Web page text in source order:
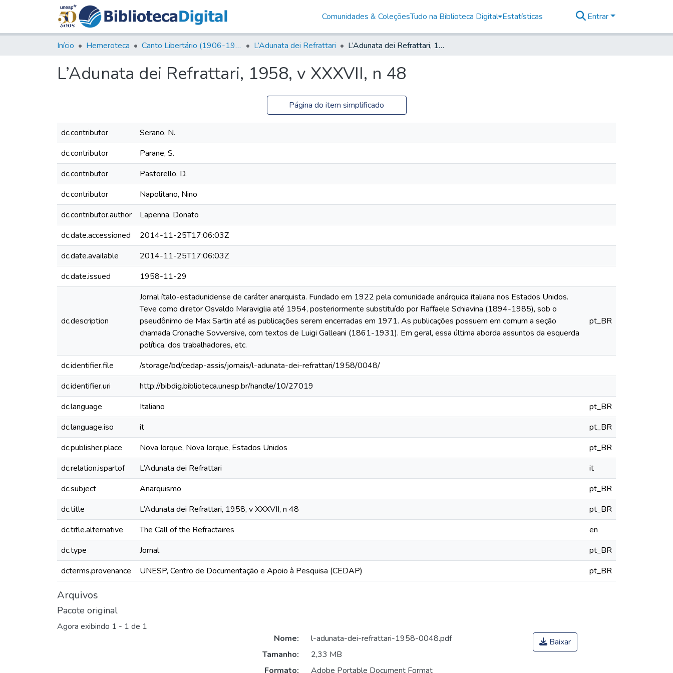
Comunidades & ColeçõesTudo na Biblioteca Digital Estatísticas Entrar
Início Hemeroteca Canto Libertário (1906-1995) L’Adunata dei Refrattari L’Adunata dei Refrattari, 1958, v XXXVII, n 48
L’Adunata dei Refrattari, 1958, v XXXVII, n 48
Página do item simplificado
dc.contributor
Serano, N.
dc.contributor
Parane, S.
dc.contributor
Pastorello, D.
dc.contributor
Napolitano, Nino
dc.contributor.author
Lapenna, Donato
dc.date.accessioned
2014-11-25T17:06:03Z
dc.date.available
2014-11-25T17:06:03Z
dc.date.issued
1958-11-29
dc.description
Jornal ítalo-estadunidense de caráter anarquista. Fundado em 1922 pela comunidade anárquica italiana nos Estados Unidos.
Teve como diretor Osvaldo Maraviglia até 1954, posteriormente substituído por Raffaele Schiavina (1894-1985), sob o
pseudônimo de Max Sartin até as publicações serem encerradas em 1971. As publicações possuem em comum a seção
chamada Cronache Sovversive, com textos de Luigi Galleani (1861-1931). Em geral, essa última aborda assuntos da esquerda
política, dos trabalhadores, etc.
pt_BR
dc.identifier.file
/storage/bd/cedap-assis/jornais/l-adunata-dei-refrattari/1958/0048/
dc.identifier.uri
http://bibdig.biblioteca.unesp.br/handle/10/27019
dc.language
Italiano
pt_BR
dc.language.iso
it
pt_BR
dc.publisher.place
Nova Iorque, Nova Iorque, Estados Unidos
pt_BR
dc.relation.ispartof
L’Adunata dei Refrattari
it
dc.subject
Anarquismo
pt_BR
dc.title
L’Adunata dei Refrattari, 1958, v XXXVII, n 48
pt_BR
dc.title.alternative
The Call of the Refractaires
en
dc.type
Jornal
pt_BR
dcterms.provenance
UNESP, Centro de Documentação e Apoio à Pesquisa (CEDAP) pt_BR
Arquivos
Pacote original
Agora exibindo 1 - 1 de 1
Nome:
l-adunata-dei-refrattari-1958-0048.pdf
Tamanho:
2,33 MB
Formato:
Adobe Portable Document Format
Baixar